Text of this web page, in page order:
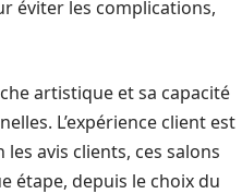
éviter les complications,
artistique et sa capacité
L’expérience client est
avis clients, ces salons
étape, depuis le choix du